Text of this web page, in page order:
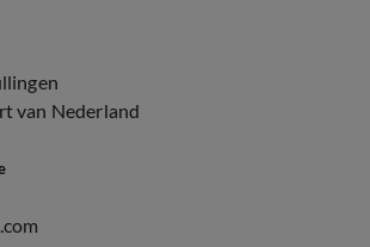
van Nederland